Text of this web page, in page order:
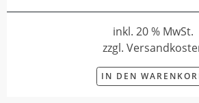
inkl. 20 % MwSt.
zzgl.
IN DEN